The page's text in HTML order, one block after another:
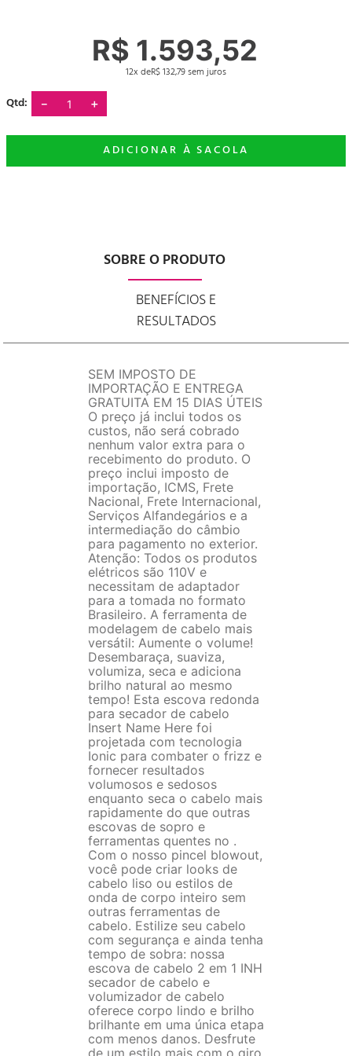
R$ 1.593,52
12 R$132,79
＋
－
SOBRE O PRODUTO
BENEFÍCIOS E
RESULTADOS
SEM IMPOSTO DE
IMPORTAÇÃO E ENTREGA
GRATUITA EM 15 DIAS ÚTEIS
O preço já inclui todos os
custos, não será cobrado
nenhum valor extra para o
recebimento do produto. O
preço inclui imposto de
importação, ICMS, Frete
Nacional, Frete Internacional,
Serviços Alfandegários e a
intermediação do câmbio
para pagamento no exterior.
Atenção: Todos os produtos
elétricos são 110V e
necessitam de adaptador
para a tomada no formato
Brasileiro. A ferramenta de
modelagem de cabelo mais
versátil: Aumente o volume!
Desembaraça, suaviza,
volumiza, seca e adiciona
brilho natural ao mesmo
tempo! Esta escova redonda
para secador de cabelo
Insert Name Here foi
projetada com tecnologia
Ionic para combater o frizz e
fornecer resultados
volumosos e sedosos
enquanto seca o cabelo mais
rapidamente do que outras
escovas de sopro e
ferramentas quentes no .
Com o nosso pincel blowout,
você pode criar looks de
cabelo liso ou estilos de
onda de corpo inteiro sem
outras ferramentas de
cabelo. Estilize seu cabelo
com segurança e ainda tenha
tempo de sobra: nossa
escova de cabelo 2 em 1 INH
secador de cabelo e
volumizador de cabelo
oferece corpo lindo e brilho
brilhante em uma única etapa
com menos danos. Desfrute